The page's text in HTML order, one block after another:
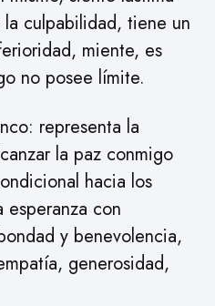
culpabilidad, tiene un
miente, es
no posee límite.
representa la
la paz conmigo
hacia los
esperanza con
y benevolencia,
generosidad,